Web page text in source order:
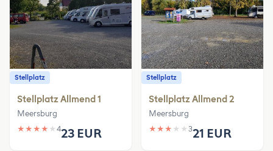
Stellplatz
Stellplatz Allmend 1
Meersburg
★ ★ ★ ★ ★ 423 EUR
Stellplatz
Stellplatz Allmend 2
Meersburg
★ ★ ★ ★ ★ 321 EUR